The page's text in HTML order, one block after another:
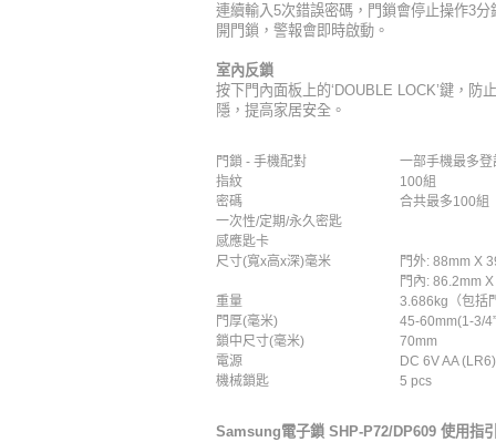
連續輸入5次錯誤密碼，門鎖會停止操作3
開門鎖，警報會即時啟動。
室內反鎖
按下門內面板上的‘DOUBLE LOCK’鍵，防
隱，提高家居安全。
門鎖 - 手機配對
一部手機最多
指紋
100組
密碼
一次性/定期/永久密匙
感應匙卡
合共最多100組
尺寸(寬x高x深)毫米
門外: 88mm X
門內: 86.2mm
重量
3.686kg（包括
門厚(毫米)
45-60mm(1-3/
鎖中尺寸(毫米)
70mm
電源
DC 6V AA
機械鎖匙
5 pcs
Samsung電子鎖 SHP-P72/DP609 使用指